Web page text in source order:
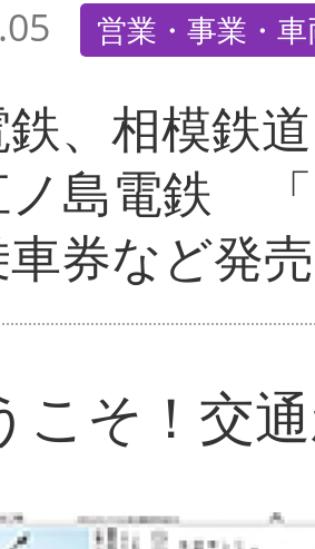
営業・事業・
、相模鉄
ノ島電鉄
券など発売
こそ！交